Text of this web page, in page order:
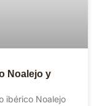
Noalejo y
ibérico Noalejo